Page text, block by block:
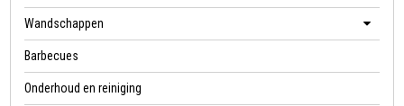
Wandschappen
Barbecues
Onderhoud en reiniging